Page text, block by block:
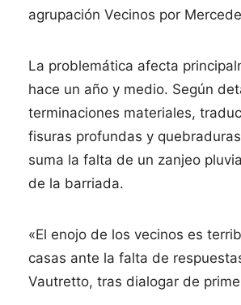
agrupación Vecinos por
La problemática afecta
hace un año y medio. Según
terminaciones materiales,
fisuras profundas y
suma la falta de un zanjeo
de la barriada.
«El enojo de los vecinos es
casas ante la falta de
Vautretto, tras dialogar de